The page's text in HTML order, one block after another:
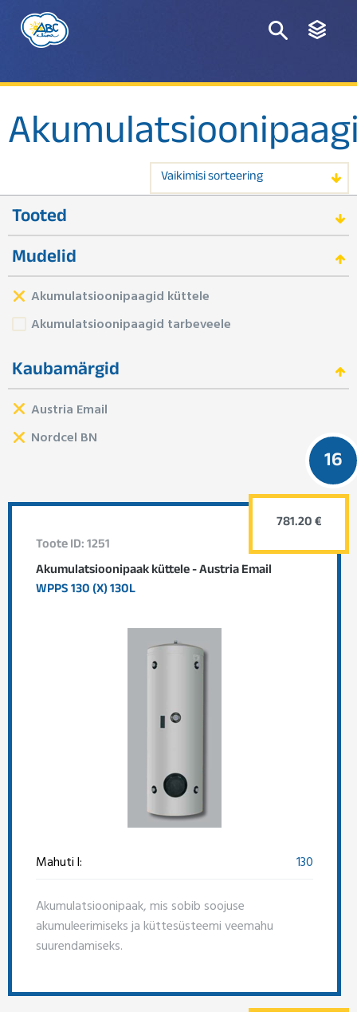
Vaikimisi sorteering
Tooted
Mudelid
Akumulatsioonipaagid küttele
Akumulatsioonipaagid tarbeveele
Kaubamärgid
Austria Email
Nordcel BN
16
Toote ID: 1251
Akumulatsioonipaak küttele - Austria Email
WPPS 130 (X) 130L
Mahuti l: 130
Akumulatsioonipaak, mis sobib soojuse
akumuleerimiseks ja küttesüsteemi veemahu
suurendamiseks.
781.20 €